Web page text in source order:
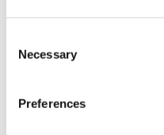
Selection
Necessary
Preferences
Informativa sulla Privacy
Politica di Cancellazione
Contattaci